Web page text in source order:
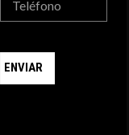
ENVIAR